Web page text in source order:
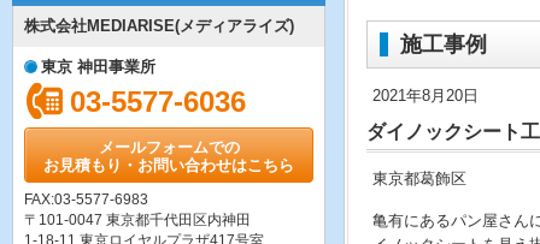
株式会社MEDIARISE(メディアライズ)
東京 神田事業所
03-5577-6036
メールフォームでの
お見積もり・お問い合わせはこちら
FAX:03-5577-6983
〒101-0047 東京都千代田区内神田
1-18-11 東京ロイヤルプラザ417号室
施工事例
2021年8月20日
ダイノックシート
東京都葛飾区
亀有にあるパン屋さん